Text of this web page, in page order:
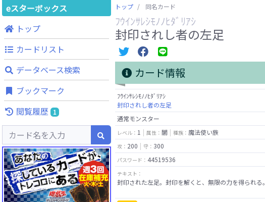
eスターボックス
トップ
カードリスト
データベース検索
ブックマーク
閲覧履歴
1
トップ 同名カード
ﾌｳｲﾝｻﾚｼﾓﾉﾉﾋﾀﾞﾘｱｼ
封印されし者の左足
カード情報
ﾌｳｲﾝｻﾚｼﾓﾉﾉﾋﾀﾞﾘｱｼ
封印されし者の左足
通常モンスター
レベル： 1 属性： 闇 種族： 魔法使い族
攻： 200 守： 300
パスワード： 44519536
テキスト：
封印された左足。封印を解くと、無限の力を得られる。